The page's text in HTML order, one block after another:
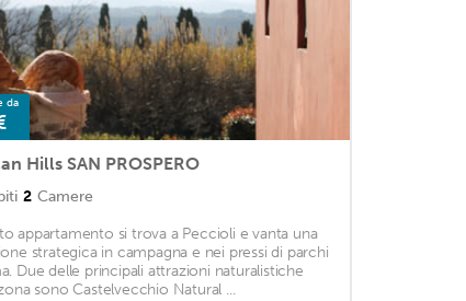
da
Hills SAN PROSPERO
2 Camere
appartamento si trova a Peccioli e vanta una
strategica in campagna e nei pressi di parchi
Due delle principali attrazioni naturalistiche
sono Castelvecchio Natural ...